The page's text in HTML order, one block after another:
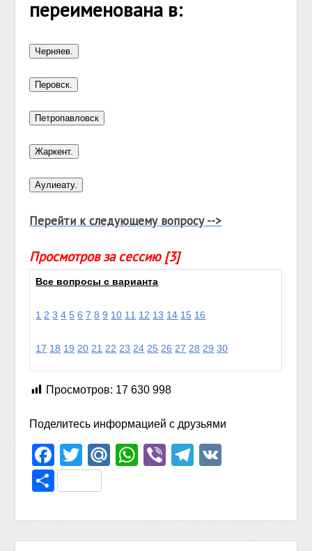
переименована в:
Перейти к следующему вопросу -->
Просмотров за сессию [3]
Все вопросы с варианта
1 2 3 4 5 6 7 8 9 10 11 12 13 14 15 16
17 18 19 20 21 22 23 24 25 26 27 28 29 30
Просмотров: 17 630 998
Поделитесь информацией с друзьями
Facebook
TwitterMail.Ru
WhatsApp
ViberTelegram
Отправить